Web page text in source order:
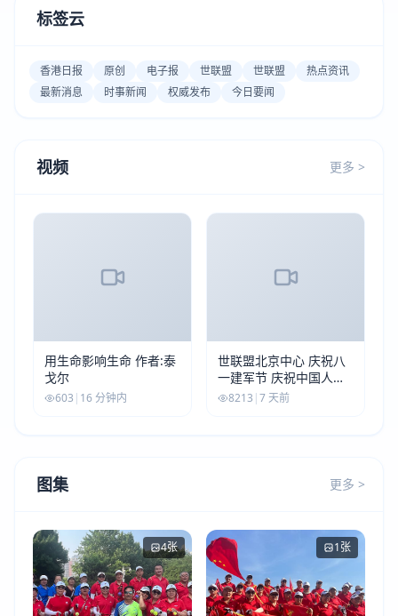
标签云
香港日报 原创 电子报 世联盟 世联盟
热点资讯
最新消息
时事新闻 权威发布 今日要闻
视频 更多 >
用生命影响生命 作者:泰
戈尔
603 | 16 分钟内
世联盟北京中心 庆祝八
一建军节 庆祝中国人民
解放军建军99周年
8213 |7 天前
图集 更多 >
4张 1张